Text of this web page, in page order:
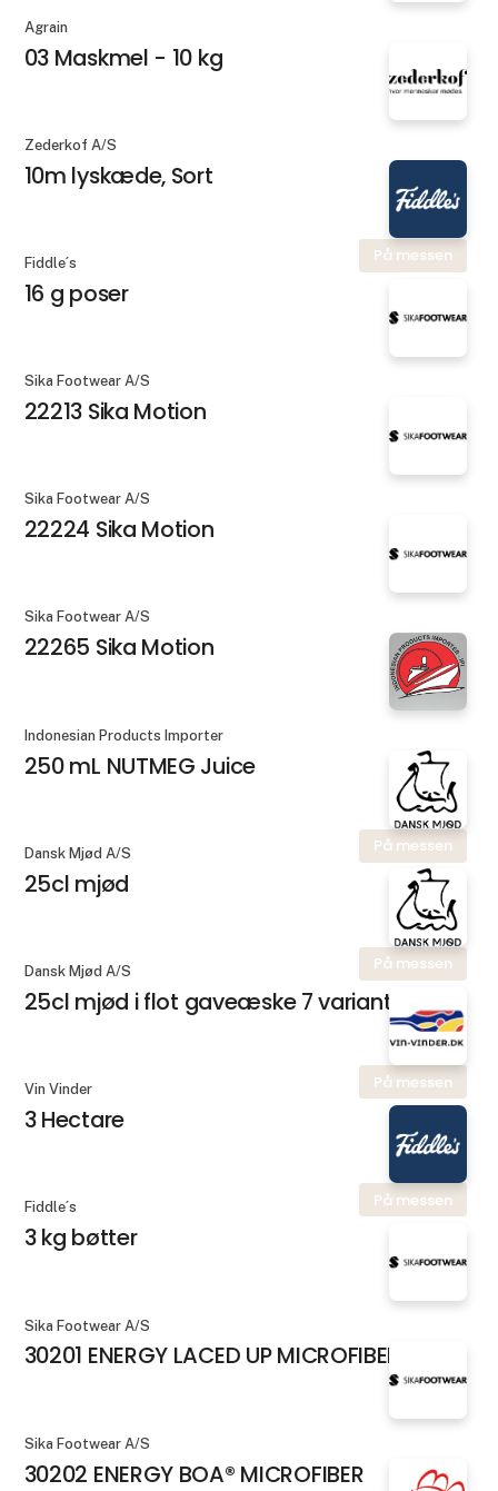
Agrain
03 Maskmel - 10 kg
Zederkof A/S
10m lyskæde, Sort
På messen
Fiddle´s
16 g poser
Sika Footwear A/S
22213 Sika Motion
Sika Footwear A/S
22224 Sika Motion
Sika Footwear A/S
22265 Sika Motion
Indonesian Products Importer
250 mL NUTMEG Juice
På messen
Dansk Mjød A/S
25cl mjød
På messen
Dansk Mjød A/S
25cl mjød i flot gaveæske 7 varianter
På messen
Vin Vinder
3 Hectare
På messen
Fiddle´s
3 kg bøtter
Sika Footwear A/S
30201 ENERGY LACED UP MICROFIBER
Sika Footwear A/S
30202 ENERGY BOA® MICROFIBER